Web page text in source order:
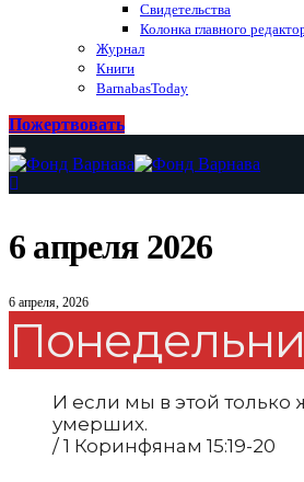
Свидетельства
Колонка главного
Журнал
Книги
BarnabasToday
Пожертвовать
6 апреля 2026
6 апреля, 2026
И если мы в этой только
умерших.
/ 1 Коринфянам 15:19-20